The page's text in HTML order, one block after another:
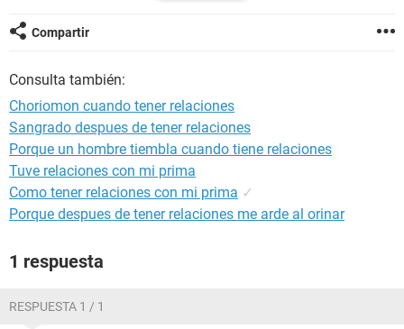
Que fue ese sangrado y porque ya no me bajo?
Compartir
Consulta también:
Choriomon cuando tener relaciones
Sangrado despues de tener relaciones
Porque un hombre tiembla cuando tiene relaciones
Tuve relaciones con mi prima
Como tener relaciones con mi prima ✓
Porque despues de tener relaciones me arde al orinar
1 respuesta
RESPUESTA 1 / 1